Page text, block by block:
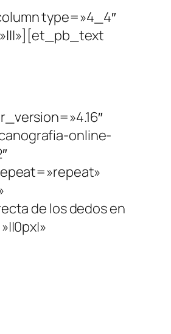
type=»4_4″
online-
de los dedos en